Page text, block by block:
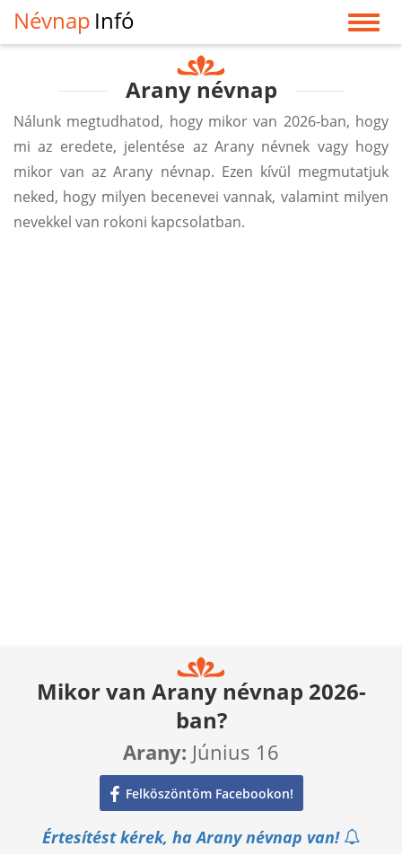
Névnap Infó
Arany névnap
Nálunk megtudhatod, hogy mikor van 2026-ban, hogy
mi az eredete, jelentése az Arany névnek vagy hogy
mikor van az Arany névnap. Ezen kívül megmutatjuk
neked, hogy milyen becenevei vannak, valamint milyen
nevekkel van rokoni kapcsolatban.
Mikor van Arany névnap 2026-
ban?
Arany: Június 16
Felköszöntöm Facebookon!
Értesítést kérek, ha Arany névnap van!